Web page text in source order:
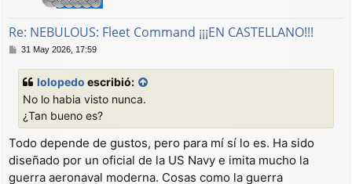
Re: NEBULOUS: Fleet Command ¡¡¡EN CASTELLANO!!!
M
31 May 2026, 17:59
lolopedo escribió:
No lo habia visto nunca.
¿Tan bueno es?
Todo depende de gustos, pero para mí sí lo es. Ha sido
diseñado por un oficial de la US Navy e imita mucho la
guerra aeronaval moderna. Cosas como la guerra